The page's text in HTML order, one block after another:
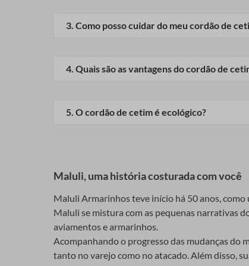
Materiais necessários
características.
O processo de fabricação começa com o
Na moda
Na indústria da moda, o cordão de cetim é
peças que requerem um toque de luxo.
Na decoração
3. Como posso cuidar do meu cordão de
4. Quais são as vantagens do cordão de
5. O cordão de cetim é ecológico?
Maluli, uma história costurada com você
Maluli Armarinhos teve início há 50 anos, como
Maluli se mistura com as pequenas narrativas
aviamentos e armarinhos.
Acompanhando o progresso das mudanças do
tanto no varejo como no atacado. Além disso,